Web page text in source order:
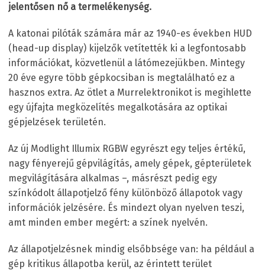
jelentősen nő a termelékenység.
A katonai pilóták számára már az 1940-es években HUD
(head-up display) kijelzők vetítették ki a legfontosabb
információkat, közvetlenül a látómezejükben. Mintegy
20 éve egyre több gépkocsiban is megtalálható ez a
hasznos extra. Az ötlet a Murrelektronikot is megihlette
egy újfajta megközelítés megalkotására az optikai
gépjelzések területén.
Az új Modlight Illumix RGBW egyrészt egy teljes értékű,
nagy fényerejű gépvilágítás, amely gépek, gépterületek
megvilágítására alkalmas –, másrészt pedig egy
színkódolt állapotjelző fény különböző állapotok vagy
információk jelzésére. És mindezt olyan nyelven teszi,
amt minden ember megért: a színek nyelvén.
Az állapotjelzésnek mindig elsőbbsége van: ha például a
gép kritikus állapotba kerül, az érintett terület